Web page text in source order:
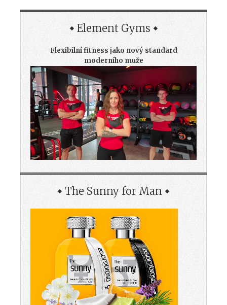
Element Gyms
Flexibilní fitness jako nový standard
moderního muže
The Sunny for Man